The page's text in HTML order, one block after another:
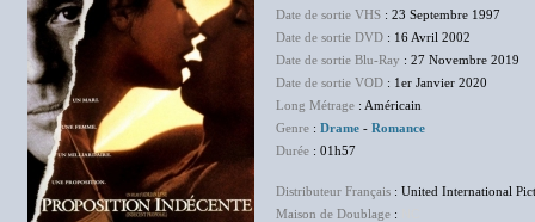
Date de sortie VHS : 23 Septembre 1997
Date de sortie DVD : 16 Avril 2002
Date de sortie Blu-Ray : 27 Novembre 2019
Date de sortie VOD : 1er Janvier 2020
Long Métrage : Américain
Genre : Drame - Romance
Durée : 01h57
Distributeur Français : United International
Maison de Doublage :